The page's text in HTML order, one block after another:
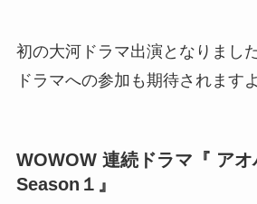
初の大河ドラマ出演となりまし
ドラマへの参加も期待されますよ
WOWOW 連続ドラマ『 アオ
Season１』